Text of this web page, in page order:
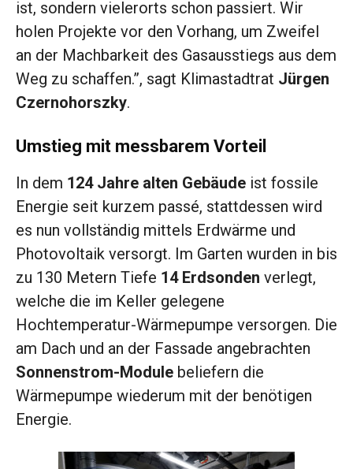
ist, sondern vielerorts schon passiert. Wir
holen Projekte vor den Vorhang, um Zweifel
an der Machbarkeit des Gasausstiegs aus dem
Weg zu schaffen.”, sagt Klimastadtrat Jürgen
Czernohorszky.
Umstieg mit messbarem Vorteil
In dem 124 Jahre alten Gebäude ist fossile
Energie seit kurzem passé, stattdessen wird
es nun vollständig mittels Erdwärme und
Photovoltaik versorgt. Im Garten wurden in bis
zu 130 Metern Tiefe 14 Erdsonden verlegt,
welche die im Keller gelegene
Hochtemperatur-Wärmepumpe versorgen. Die
am Dach und an der Fassade angebrachten
Sonnenstrom-Module beliefern die
Wärmepumpe wiederum mit der benötigen
Energie.